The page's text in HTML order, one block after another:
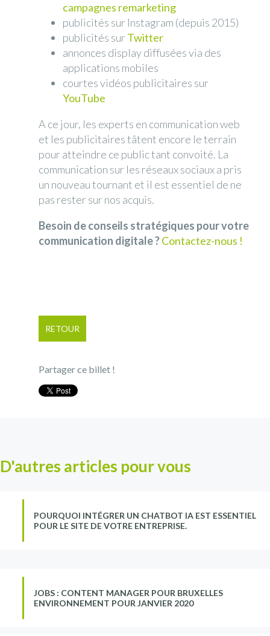
campagnes remarketing
publicités sur Instagram (depuis 2015)
publicités surTwitter
annonces display diffusées via des
applications mobiles
courtes vidéos publicitaires sur
YouTube
A ce jour, les experts en communication web
et les publicitaires tâtent encore le terrain
pour atteindre ce public tant convoité. La
communication sur les réseaux sociaux a pris
un nouveau tournant et il est essentiel de ne
pas rester sur nos acquis.
Besoin de conseils stratégiques pour votre
communication digitale ?Contactez-nous !
RETOUR
Partager ce billet !
D'autres articles pour vous
POURQUOI INTÉGRER UN CHATBOT IA EST ESSENTIEL
POUR LE SITE DE VOTRE ENTREPRISE.
JOBS : CONTENT MANAGER POUR BRUXELLES
ENVIRONNEMENT POUR JANVIER 2020